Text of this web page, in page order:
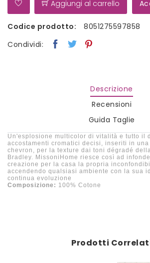
Aggiungi al carrello
Codice prodotto:
8051275597858
Condividi:
Descrizione
Recensioni
Guida Taglie
Un'esplosione multicolor di vitalità e tutto il
accostamenti cromatici decisi, inseriti in
chevron, per la texture dai toni dégradé
Bradley. MissoniHome riesce così ad
creazione per la casa la propria
accendendo qualsiasi ambiente con la sua
continua evoluzione
Composizione: 100% Cotone
Prodotti